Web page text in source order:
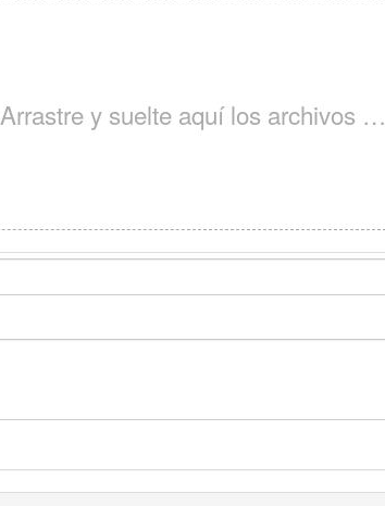
Arrastre y suelte aquí los archivos …